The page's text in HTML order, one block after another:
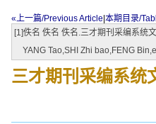
«上一篇/Previous Article 本期目录/
[1]佚名 佚名 佚名.三才期刊采编系
YANG Tao,SHI Zhi bao,FENG
三才期刊采编系